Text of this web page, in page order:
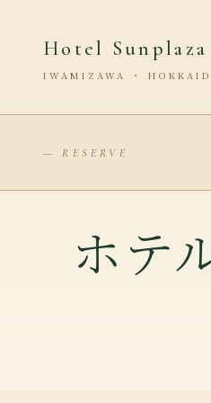
Hotel Sunplaza
IWAMIZAWA ・
— RESERVE
ホテ